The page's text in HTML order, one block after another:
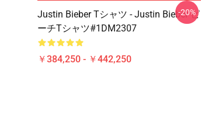
Justin Bieber Tシャツ - Justin Bieber ピ
ーチTシャツ#1DM2307
￥384,250 - ￥442,250
-20%